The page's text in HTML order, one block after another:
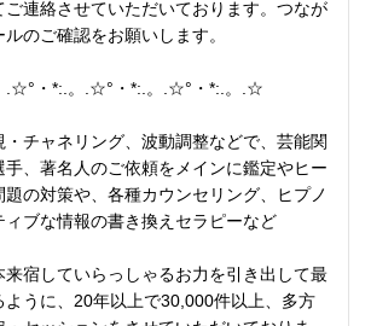
ご連絡させていただいております。つなが
のご確認をお願いします。
.☆°・*:.。.☆°・*:.。.☆°・*:.。.☆
・チャネリング、波動調整などで、芸能関
、著名人のご依頼をメインに鑑定やヒー
題の対策や、各種カウンセリング、ヒプノ
ィブな情報の書き換えセラピーなど
来宿していらっしゃるお力を引き出して最
ように、20年以上で30,000件以上、多方